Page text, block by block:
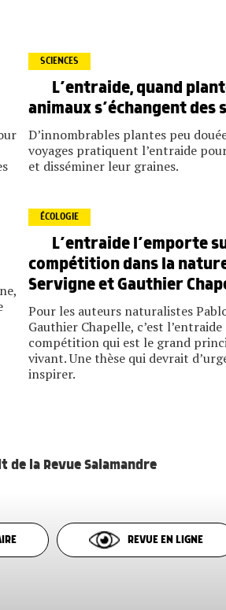
SCIENCES
L’entraide, quand
animaux s’échangent des
D’innombrables plantes peu
voyages pratiquent l’entraide
et disséminer leur graines.
ÉCOLOGIE
L’entraide l’emporte
compétition dans la
Servigne et Gauthier
Pour les auteurs naturalistes
Gauthier Chapelle, c’est
compétition qui est le grand
vivant. Une thèse qui devrait
inspirer.
de la Revue Salamandre
REVUE EN LIGNE